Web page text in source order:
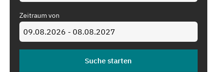
Zeitraum von